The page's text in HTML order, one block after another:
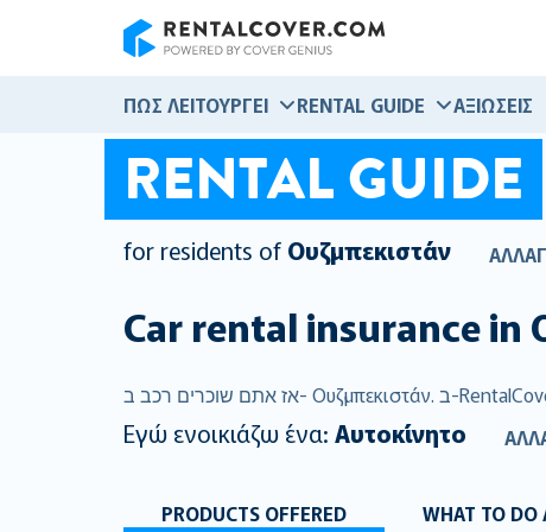
ΠΏΣ ΛΕΙΤΟΥΡΓΕΊ RENTAL GUIDE ΑΞΙΏΣΕΙΣ
RENTAL GUIDE
for residents of Ουζμπεκιστάν
Car rental insurance in
Εγώ ενοικιάζω ένα: Αυτοκίνητο
PRODUCTS OFFERED WHAT TO DO